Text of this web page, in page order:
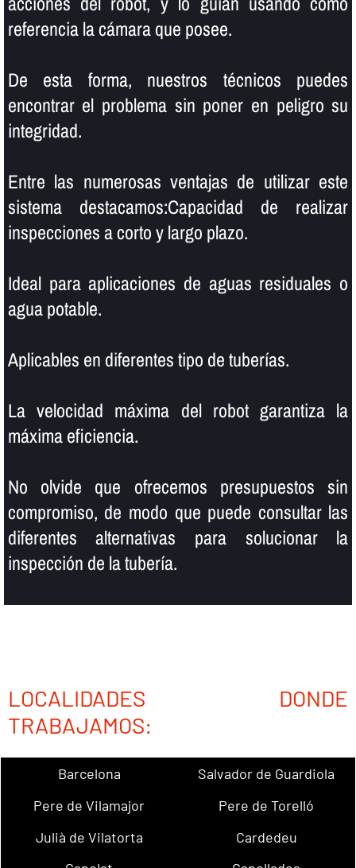
referencia la cámara que posee.
De esta forma, nuestros técnicos puedes
encontrar el problema sin poner en peligro su
integridad.
Entre las numerosas ventajas de utilizar este
sistema destacamos:Capacidad de realizar
inspecciones a corto y largo plazo.
Ideal para aplicaciones de aguas residuales o
agua potable.
Aplicables en diferentes tipo de tuberí­as.
La velocidad máxima del robot garantiza la
máxima eficiencia.
No olvide que ofrecemos presupuestos sin
compromiso, de modo que puede consultar las
diferentes alternativas para solucionar la
inspección de la tuberí­a.
LOCALIDADES DONDE
TRABAJAMOS:
Barcelona
Salvador de Guardiola
Pere de Vilamajor
Pere de Torelló
Julià de Vilatorta
Cardedeu